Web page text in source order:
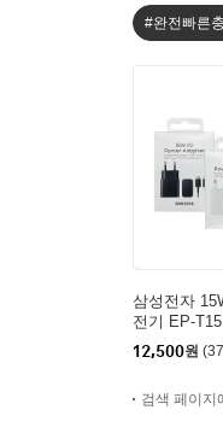
#완전빠른
삼성전자
전기 EP-
함
12,500원
검색 페이지